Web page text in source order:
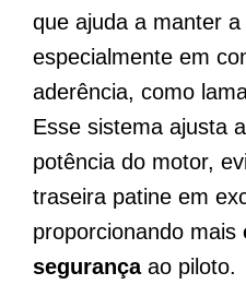
que ajuda a manter
especialmente em
aderência, como
Esse sistema ajusta
potência do motor,
traseira patine em
proporcionando mais
segurançaao piloto.